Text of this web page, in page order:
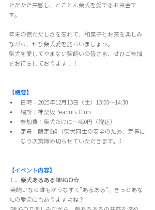
ただただ共感し、とことん柴犬を愛でるお茶会で
す。
年末の慌ただしさを忘れて、和菓子とお茶を楽しみ
ながら、ぜひ柴犬愛を語らいましょう。
柴犬を愛してやまない柴飼いの皆さま、ぜひご参加
をお待ちしております！！
【概要】
日時：2025年12月13日（土）13:00～14:30
場所：神楽坂Peanuts Club
参加費：柴犬だけに…480円（税込）
定員：限定6組（柴犬同士の安全のため、定員に
なり次第締め切らせていただきます。）
【イベント内容】
１．柴犬あるあるBINGO☆
たの愛柴にもありますよね？